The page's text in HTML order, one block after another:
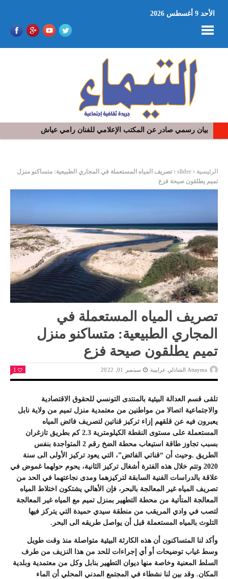
الأحد 9 أغسطس 2026
بيان رسمي صادر عن المكتب الإعلامي للفنان رامي عياش
في افتتاح مهرجان بومخلوف الدولي: رؤوف ماهر يتالق و يشد الجمهور
الرئيسية slider
تصريف المياه المستعملة في المجاري الطبيعية: متساكنو منزل
تميم يطلقون صيحة فزع
تصريف المياه المستعملة في
المجاري الطبيعية: متساكنو منزل
تميم يطلقون صيحة فزع
Attayma الشاذلي عرايبية سبتمبر 01, 2022 1
تلقى قسم العدالة البيئية بالمنتدى التونسي للحقوق الاقتصادية
والاجتماعية اتصالا من مواطنين من معتمدية منزل تميم من ولاية نابل
يعبرون فيه عن قلقهم إزاء تركيز قناتين لتصريف فائض المياه
المستعملة على مستوى النقطة الكيلومترية 2.3 كم بطريق تازغران
بسبب تجاوز طاقة استيعاب محطة الضخ رقم 2 المتواجدة بنفس
الطريق .وحيث أن “قناتي الفائض”، التي يعود تركيز الأولى الى سنة
2020 وتتم خلال هذه الفترة أشغال تركيز الثانية، يحوم حولهما غموض في
علاقة بالدراسات الفنية السابقة لتركيزهما ومدى نجاعتهما في الحد من
تصريف المياه غير المعالجة بالبحر، فإن الأهالي يشتكون اختلاط المياه
المعالجة المتأتية من محطة التطهير بمنزل تميم مع المياه غير المعالجة
لتصب في وادي المريقب من منطقة سيدي حميدة التي يتركز فيها
التلوث بالمياه المستعملة قبل أن يواصل طريقه الى البحر.
وأكد لنا المتساكنون أن هذه الكارثة البيئية متواصلة منذ وقت طويل
وسط غياب توضيحات أو أي إجراءات للحد من هذا النزيف من طرف
السلط المعنية وخاصة منها ديوان التطهير بنابل وكل من معتمدية وبلدية
المكان. وقد بين لنا نشطاء في المجتمع المدني المحلي أن الماء